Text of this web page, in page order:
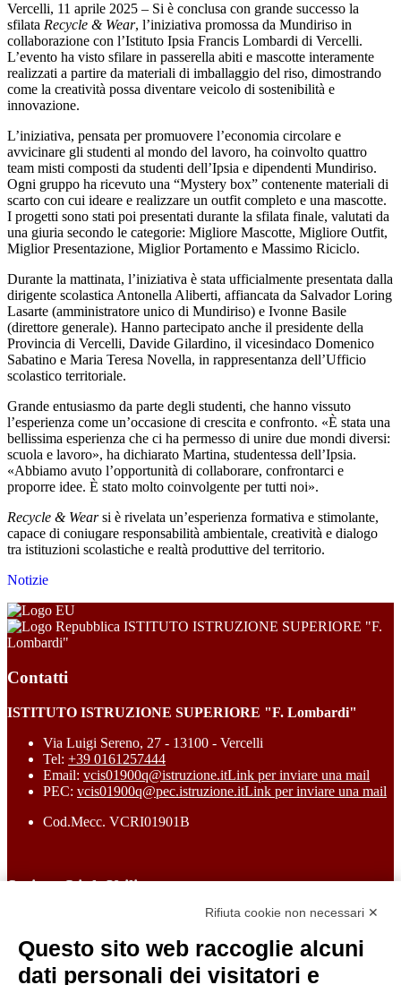
Vercelli, 11 aprile 2025 – Si è conclusa con grande successo la
sfilata Recycle & Wear, l’iniziativa promossa da Mundiriso in
collaborazione con l’Istituto Ipsia Francis Lombardi di Vercelli.
L’evento ha visto sfilare in passerella abiti e mascotte interamente
realizzati a partire da materiali di imballaggio del riso, dimostrando
come la creatività possa diventare veicolo di sostenibilità e
innovazione.
L’iniziativa, pensata per promuovere l’economia circolare e
avvicinare gli studenti al mondo del lavoro, ha coinvolto quattro
team misti composti da studenti dell’Ipsia e dipendenti Mundiriso.
Ogni gruppo ha ricevuto una “Mystery box” contenente materiali di
scarto con cui ideare e realizzare un outfit completo e una mascotte.
I progetti sono stati poi presentati durante la sfilata finale, valutati da
una giuria secondo le categorie: Migliore Mascotte, Migliore Outfit,
Miglior Presentazione, Miglior Portamento e Massimo Riciclo.
Durante la mattinata, l’iniziativa è stata ufficialmente presentata dalla
dirigente scolastica Antonella Aliberti, affiancata da Salvador Loring
Lasarte (amministratore unico di Mundiriso) e Ivonne Basile
(direttore generale). Hanno partecipato anche il presidente della
Provincia di Vercelli, Davide Gilardino, il vicesindaco Domenico
Sabatino e Maria Teresa Novella, in rappresentanza dell’Ufficio
scolastico territoriale.
Grande entusiasmo da parte degli studenti, che hanno vissuto
l’esperienza come un’occasione di crescita e confronto. «È stata una
bellissima esperienza che ci ha permesso di unire due mondi diversi:
scuola e lavoro», ha dichiarato Martina, studentessa dell’Ipsia.
«Abbiamo avuto l’opportunità di collaborare, confrontarci e
proporre idee. È stato molto coinvolgente per tutti noi».
Recycle & Wearsi è rivelata un’esperienza formativa e stimolante,
capace di coniugare responsabilità ambientale, creatività e dialogo
tra istituzioni scolastiche e realtà produttive del territorio.
Notizie
ISTITUTO ISTRUZIONE SUPERIORE "F.
Lombardi"
Contatti
ISTITUTO ISTRUZIONE SUPERIORE "F. Lombardi"
Via Luigi Sereno, 27 - 13100 - Vercelli
Tel: +39 0161257444
Email: vcis01900q@istruzione.itLink per inviare una mail
PEC: vcis01900q@pec.istruzione.itLink per inviare una mail
Cod.Mecc. VCRI01901B
Sezione Link Utili
Informativa Privacy
Ufficio Relazioni con il Pubblico
Rifiuta cookie non necessari ✕
Questo sito web raccoglie alcuni
dati personali dei visitatori e